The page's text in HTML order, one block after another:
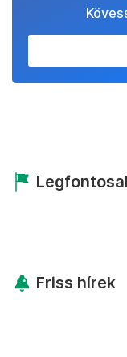
Friss hírek